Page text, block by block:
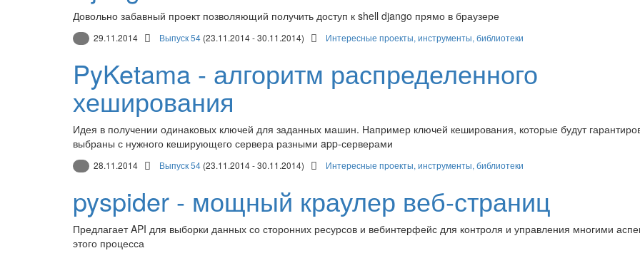
Довольно забавный проект позволяющий получить доступ к shell django прямо в браузере
29.11.2014 Выпуск 54 (23.11.2014 - 30.11.2014) Интересные проекты, инструменты, библиотеки
PyKetama - алгоритм распределенного
хеширования
Идея в получении одинаковых ключей для заданных машин. Например ключей кеширования, которые будут
выбраны с нужного кеширующего сервера разными app-серверами
28.11.2014 Выпуск 54 (23.11.2014 - 30.11.2014) Интересные проекты, инструменты, библиотеки
pyspider - мощный краулер веб-страниц
Предлагает API для выборки данных со сторонних ресурсов и вебинтерфейс для контроля и управления многими
этого процесса